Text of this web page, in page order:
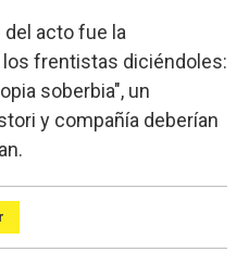
acto fue la
los frentistas diciéndoles:
soberbia", un
y compañía deberían